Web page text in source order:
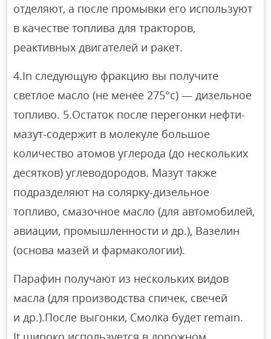
отделяют, а после промывки его используют
в качестве топлива для тракторов,
реактивных двигателей и ракет.
4.In следующую фракцию вы получите
светлое масло (не менее 275°с) — дизельное
топливо. 5.Остаток после перегонки нефти-
мазут-содержит в молекуле большое
количество атомов углерода (до нескольких
десятков) углеводородов. Мазут также
подразделяют на солярку-дизельное
топливо, смазочное масло (для автомобилей,
авиации, промышленности и др.), Вазелин
(основа мазей и фармакологии).
Парафин получают из нескольких видов
масла (для производства спичек, свечей
и др.).После выгонки, Смолка будет remain.